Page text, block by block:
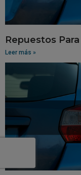
Repuestos
Leer más »